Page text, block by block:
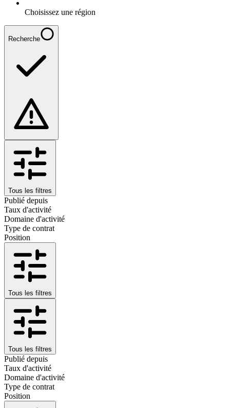
Choisissez une région
Recherche
Tous les filtres
Publié depuis
Taux d'activité
Domaine d'activité
Type de contrat
Position
Tous les filtres
Tous les filtres
Publié depuis
Taux d'activité
Domaine d'activité
Type de contrat
Position